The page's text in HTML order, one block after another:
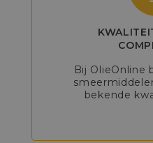
Bij OlieOnline
bekende